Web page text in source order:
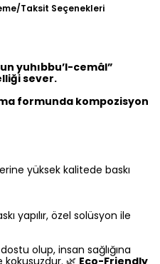
Taksit Seçenekleri
yuhıbbu’l-cemâl”
sever.
formunda kompozisyon
yüksek kalitede baskı
yapılır, özel solüsyon ile
olup, insan sağlığına